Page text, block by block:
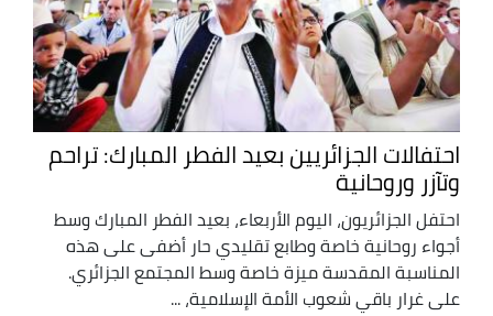
احتفالات الجزائريين بعيد الفطر المبارك: تراحم
وتآزر وروحانية
احتفل الجزائريون، اليوم الأربعاء، بعيد الفطر المبارك وسط
أجواء روحانية خاصة وطابع تقليدي حار أضفى على هذه
المناسبة المقدسة ميزة خاصة وسط المجتمع الجزائري.
على غرار باقي شعوب الأمة الإسلامية، ...